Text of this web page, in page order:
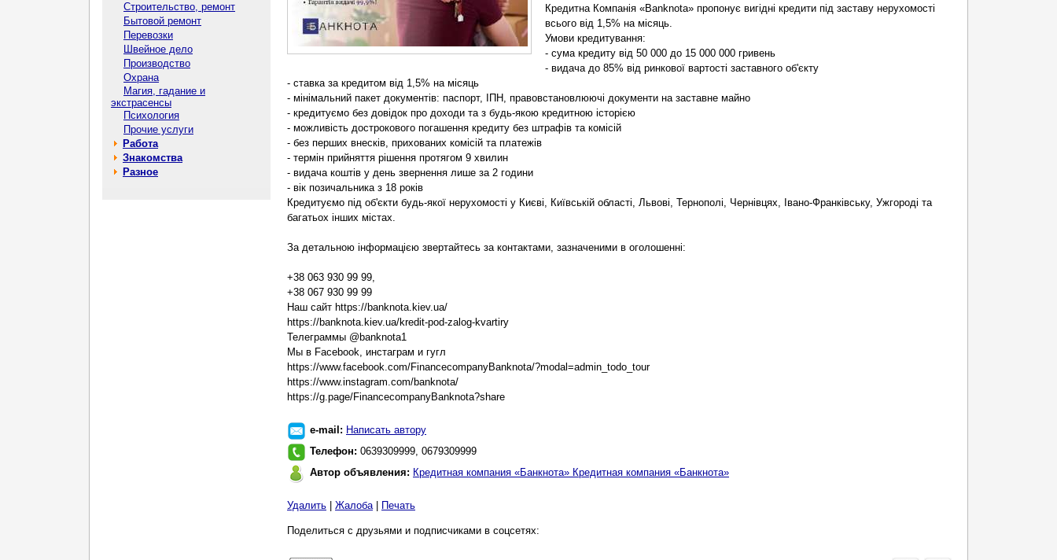
Строительство, ремонт
Бытовой ремонт
Перевозки
Швейное дело
Производство
Охрана
Магия, гадание и
экстрасенсы
Психология
Прочие услуги
Работа
Знакомства
Разное
Кредитна Компанія «Banknota» пропонує вигідні кредити під заставу нерухомості
всього від 1,5% на місяць.
Умови кредитування:
- сума кредиту від 50 000 до 15 000 000 гривень
- видача до 85% від ринкової вартості заставного об'єкту
- ставка за кредитом від 1,5% на місяць
- мінімальний пакет документів: паспорт, ІПН, правовстановлюючі документи на заставне майно
- кредитуємо без довідок про доходи та з будь-якою кредитною історією
- можливість дострокового погашення кредиту без штрафів та комісій
- без перших внесків, прихованих комісій та платежів
- термін прийняття рішення протягом 9 хвилин
- видача коштів у день звернення лише за 2 години
- вік позичальника з 18 років
Кредитуємо під об'єкти будь-якої нерухомості у Києві, Київській області, Львові, Тернополі, Чернівцях, Івано-Франківську, Ужгороді та
багатьох інших містах.
За детальною інформацією звертайтесь за контактами, зазначеними в оголошенні:
+38 063 930 99 99,
+38 067 930 99 99
Наш сайт https://banknota.kiev.ua/
https://banknota.kiev.ua/kredit-pod-zalog-kvartiry
Телеграммы @banknota1
Мы в Facebook, инстаграм и гугл
https://www.facebook.com/FinancecompanyBanknota/?modal=admin_todo_tour
https://www.instagram.com/banknota/
https://g.page/FinancecompanyBanknota?share
e-mail: Написать автору
Телефон: 0639309999, 0679309999
Автор объявления: Кредитная компания «Банкнота» Кредитная компания «Банкнота»
Удалить Жалоба| Печать
Поделиться с друзьями и подписчиками в соцсетях: